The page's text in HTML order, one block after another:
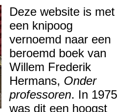
Deze website is met
een knipoog
vernoemd naar een
beroemd boek van
Willem Frederik
Hermans, Onder
professoren. In 1975
was dit een hoogst